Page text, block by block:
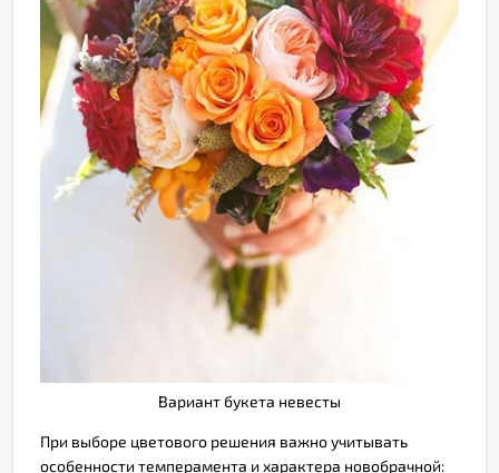
Вариант букета невесты
При выборе цветового решения важно учитывать
особенности темперамента и характера новобрачной: